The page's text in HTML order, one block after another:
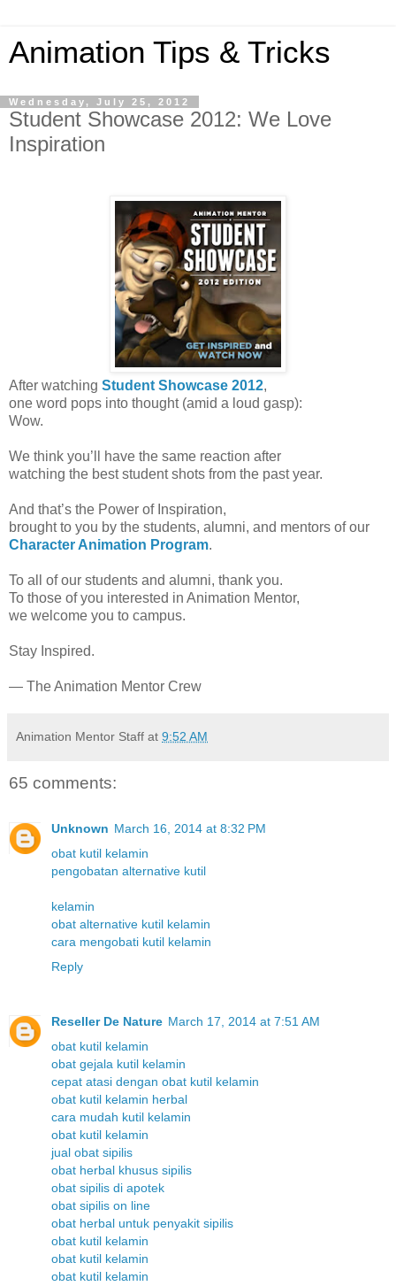
Animation Tips & Tricks
Wednesday, July 25, 2012
Student Showcase 2012: We Love
Inspiration
After watching Student Showcase 2012,
one word pops into thought (amid a loud gasp):
Wow.
We think you’ll have the same reaction after
watching the best student shots from the past year.
And that’s the Power of Inspiration,
brought to you by the students, alumni, and mentors of our
Character Animation Program.
To all of our students and alumni, thank you.
To those of you interested in Animation Mentor,
we welcome you to campus.
Stay Inspired.
— The Animation Mentor Crew
Animation Mentor Staff at 9:52 AM
65 comments:
Unknown March 16, 2014 at 8:32 PM
obat kutil kelamin
pengobatan alternative kutil
kelamin
obat alternative kutil kelamin
cara mengobati kutil kelamin
Reply
Reseller De Nature March 17, 2014 at 7:51 AM
obat kutil kelamin
obat gejala kutil kelamin
cepat atasi dengan obat kutil kelamin
obat kutil kelamin herbal
cara mudah kutil kelamin
obat kutil kelamin
jual obat sipilis
obat herbal khusus sipilis
obat sipilis di apotek
obat sipilis on line
obat herbal untuk penyakit sipilis
obat kutil kelamin
obat kutil kelamin
obat kutil kelamin